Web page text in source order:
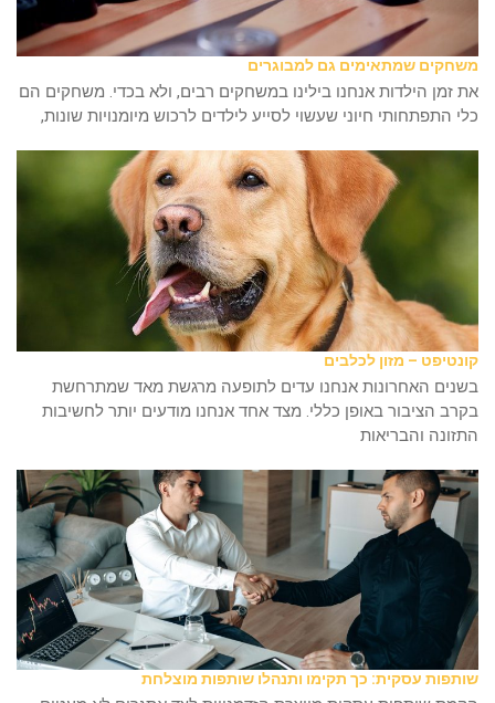
משחקים שמתאימים גם למבוגרים
את זמן הילדות אנחנו בילינו במשחקים רבים, ולא בכדי. משחקים הם
כלי התפתחותי חיוני שעשוי לסייע לילדים לרכוש מיומנויות שונות,
קונטיפט – מזון לכלבים
בשנים האחרונות אנחנו עדים לתופעה מרגשת מאד שמתרחשת
בקרב הציבור באופן כללי. מצד אחד אנחנו מודעים יותר לחשיבות
התזונה והבריאות
שותפות עסקית: כך תקימו ותנהלו שותפות מוצלחת